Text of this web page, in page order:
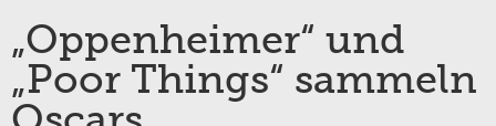
„Oppenheimer“ und
„Poor Things“ sammeln